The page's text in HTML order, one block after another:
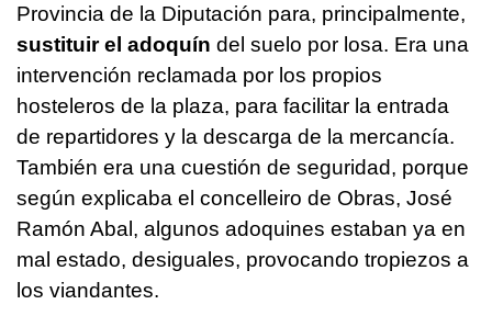
Provincia de la Diputación para, principalmente,
sustituir el adoquín del suelo por losa. Era una
intervención reclamada por los propios
hosteleros de la plaza, para facilitar la entrada
de repartidores y la descarga de la mercancía.
También era una cuestión de seguridad, porque
según explicaba el concelleiro de Obras, José
Ramón Abal, algunos adoquines estaban ya en
mal estado, desiguales, provocando tropiezos a
los viandantes.